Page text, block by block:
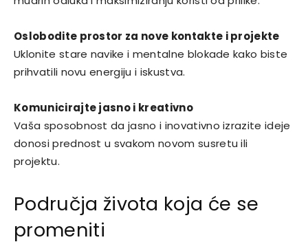
Oslobodite prostor za nove kontakte i projekte
Uklonite stare navike i mentalne blokade kako biste
prihvatili novu energiju i iskustva.
Komunicirajte jasno i kreativno
Vaša sposobnost da jasno i inovativno izrazite ideje
donosi prednost u svakom novom susretu ili
projektu.
Područja života koja će se
promeniti